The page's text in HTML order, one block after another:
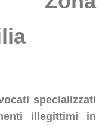
specializzati
illegittimi in